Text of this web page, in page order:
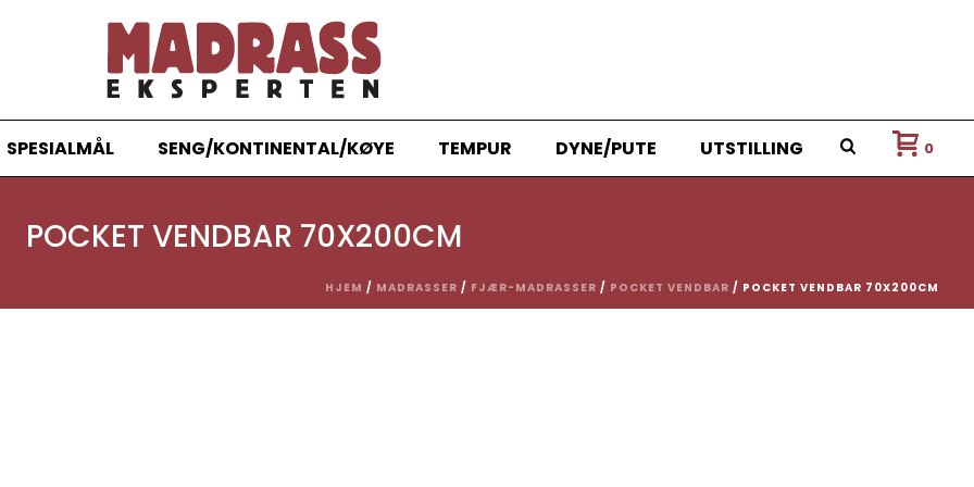
SPESIALMÅL SENG/KONTINENTAL/KØYE TEMPUR DYNE/PUTE UTSTILLING 0
POCKET VENDBAR 70X200CM
HJEM / MADRASSER / FJÆR-MADRASSER / POCKET VENDBAR / POCKET VENDBAR 70X200CM